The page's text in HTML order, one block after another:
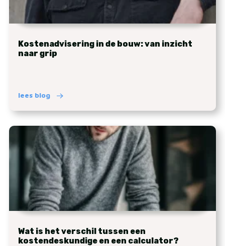
Kostenadvisering in de bouw: van inzicht
naar grip
lees blog
Wat is het verschil tussen een
kostendeskundige en een calculator?